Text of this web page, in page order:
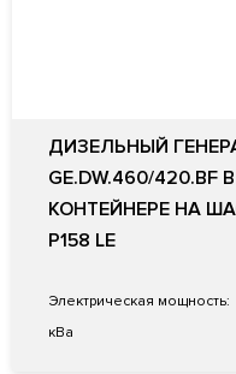
ДИЗЕЛЬНЫЙ
GE.DW.460/420.BF В
КОНТЕЙНЕРЕ НА
P158 LE
Электрическая мощность:
кВа